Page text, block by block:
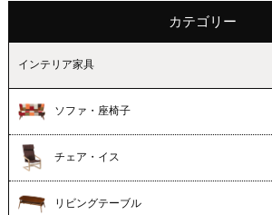
カテゴリー
インテリア家具
ソファ・座椅子
チェア・イス
リビングテーブル